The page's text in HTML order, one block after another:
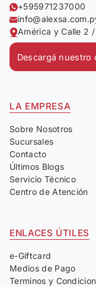
+595971237000
América y Calle 2
Descargá nuestro
LA EMPRESA
Sobre Nosotros
Sucursales
Contacto
Últimos Blogs
Servicio Técnico
Centro de Atención
ENLACES ÚTILES
e-Giftcard
Medios de Pago
Terminos y